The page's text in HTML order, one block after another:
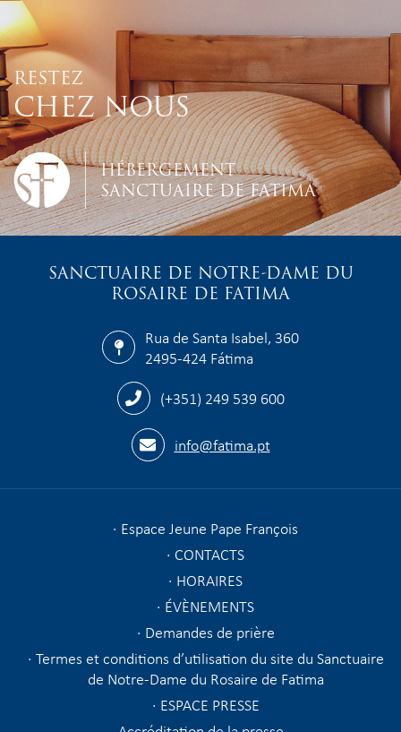
RESTEZ
CHEZ NOUS
HÉBERGEMENT
SANCTUAIRE DE FATIMA
SANCTUAIRE DE NOTRE-DAME DU
ROSAIRE DE FATIMA
Rua de Santa Isabel, 360
2495-424 Fátima
(+351) 249 539 600
info@fatima.pt
Espace Jeune Pape François
CONTACTS
HORAIRES
ÉVÈNEMENTS
Demandes de prière
Termes et conditions d’utilisation du site du Sanctuaire
de Notre-Dame du Rosaire de Fatima
ESPACE PRESSE